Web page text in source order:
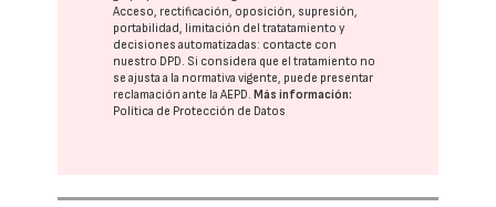
Acceso, rectificación, oposición, supresión,
portabilidad, limitación del tratatamiento y
decisiones automatizadas: contacte con
nuestro DPD. Si considera que el tratamiento no
se ajusta a la normativa vigente, puede presentar
reclamación ante laAEPD. Más información:
Política de Protección de Datos